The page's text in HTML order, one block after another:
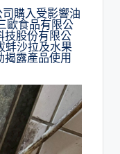
購入受影響油
歐食品有限公
技股份有限公
蚌沙拉及水果
揭露產品使用